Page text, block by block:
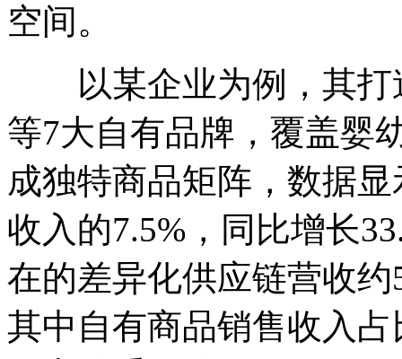
空间。
以某企业为例，其打
等7大自有品牌，覆盖婴
成独特商品矩阵，数据
收入的7.5%，同比增长
在的差异化供应链营收
其中自有商品销售收入